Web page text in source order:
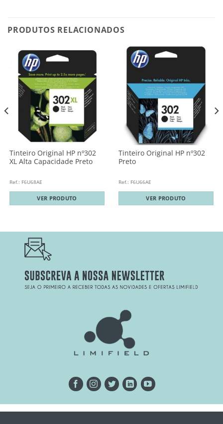
PRODUTOS RELACIONADOS
Tinteiro Original HP nº302
XL Alta Capacidade Preto
Ref.: F6U68AE
VER PRODUTO
Tinteiro Original HP nº302
Preto
Ref.: F6U66AE
VER PRODUTO